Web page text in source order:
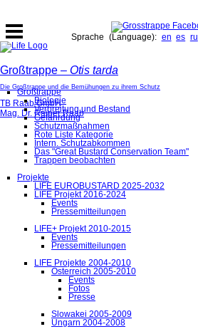
Sprache (Language): en es ru
Großtrappe – Otis tarda
Die Großtrappe und die Bemühungen zu ihrem Schutz
TB Raab GmbH
Mag. Dr. Rainer Raab
Großtrappe
Biologie
Verbreitung und Bestand
Gefährdung
Schutzmaßnahmen
Rote Liste Kategorie
Intern. Schutzabkommen
Das "Great Bustard Conservation Team"
Trappen beobachten
Projekte
LIFE EUROBUSTARD 2025-2032
LIFE Projekt 2016-2024
Events
Pressemitteilungen
LIFE+ Projekt 2010-2015
Events
Pressemitteilungen
LIFE Projekte 2004-2010
Österreich 2005-2010
Events
Fotos
Presse
Slowakei 2005-2009
Ungarn 2004-2008